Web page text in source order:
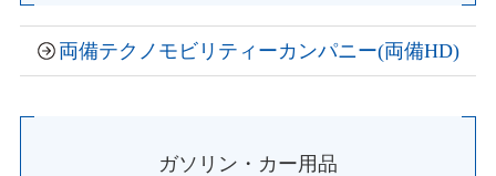
両備テクノモビリティーカンパニー(両備HD)
ガソリン・カー用品